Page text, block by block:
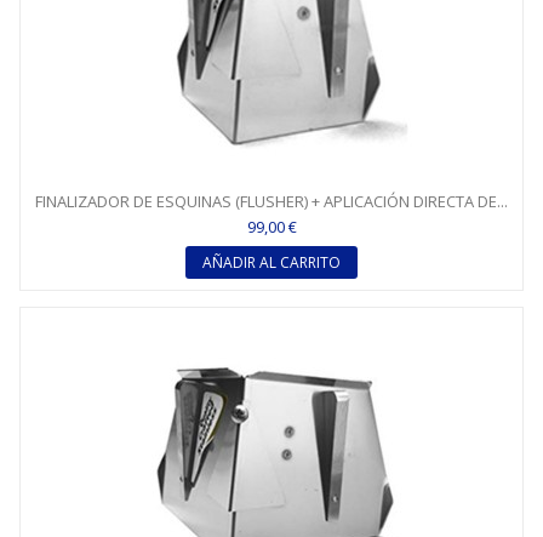
FINALIZADOR DE ESQUINAS (FLUSHER) + APLICACIÓN DIRECTA DE...
99,00 €
AÑADIR AL CARRITO